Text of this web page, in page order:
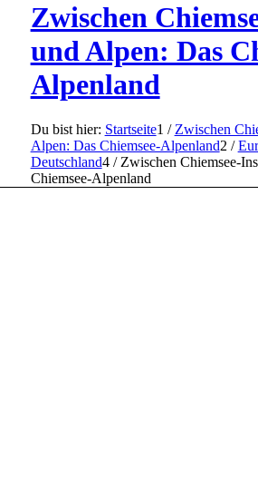
Zwischen
und Alpen: Das
Alpenland
Du bist hier: Startseite1 / Zwischen
Alpen: Das Chiemsee-Alpenland2 /
Deutschland4 / Zwischen Chiemsee-
Chiemsee-Alpenland